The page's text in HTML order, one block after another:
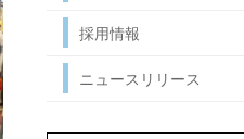
採用情報
ニュースリリース